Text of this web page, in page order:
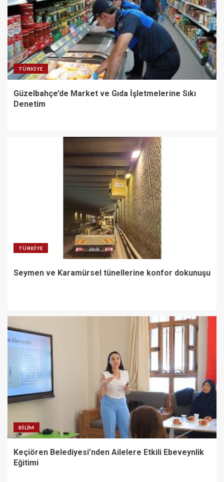
TÜRKIYE
Güzelbahçe’de Market ve Gıda İşletmelerine Sıkı
Denetim
TÜRKIYE
Seymen ve Karamürsel tünellerine konfor dokunuşu
BILIM
Keçiören Belediyesi’nden Ailelere Etkili Ebeveynlik
Eğitimi